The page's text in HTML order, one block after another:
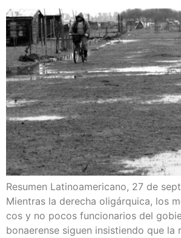
Resu­men Lati­no­ame­ri­cano, 27 de
Mien­tras la dere­cha oli­gár­qui­ca, los
cos y no pocos fun­cio­na­rios del
bonae­ren­se siguen insis­tien­do que la